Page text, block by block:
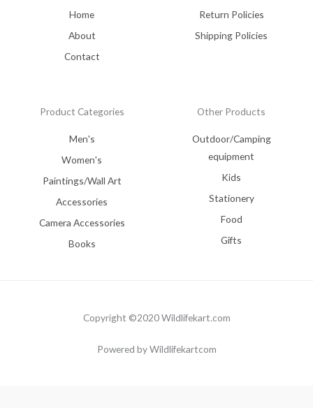
Home
About
Contact
Return Policies
Shipping Policies
Product Categories
Men's
Women's
Paintings/Wall Art
Accessories
Camera Accessories
Books
Other Products
Outdoor/Camping
equipment
Kids
Stationery
Food
Gifts
Copyright ©2020 Wildlifekart.com
Powered by Wildlifekartcom